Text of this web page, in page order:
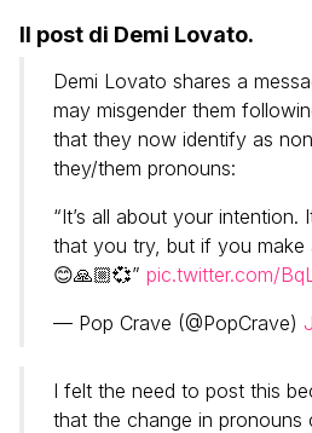
Il post di Demi Lovato.
Demi Lovato shares a
may misgender them
that they now identify as
they/them pronouns:
“It’s all about your intention.
that you try, but if you make
😊🙏🏼💞” pic.twitter.com/
— Pop Crave (@PopCrave)
I felt the need to post this
that the change in